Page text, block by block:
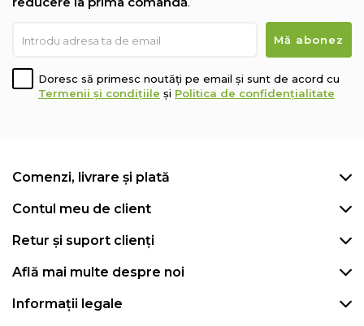
Doresc să primesc noutăți pe email și sunt de acord cu
Termenii și condițiile și Politica de confidențialitate
Comenzi, livrare și plată
Contul meu de client
Retur și suport clienți
Află mai multe despre noi
Informații legale